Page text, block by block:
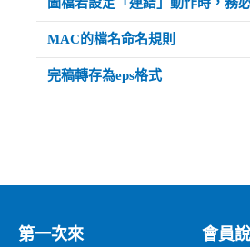
MAC的檔名命名規則
完稿轉存為eps格式
第一次來 會員